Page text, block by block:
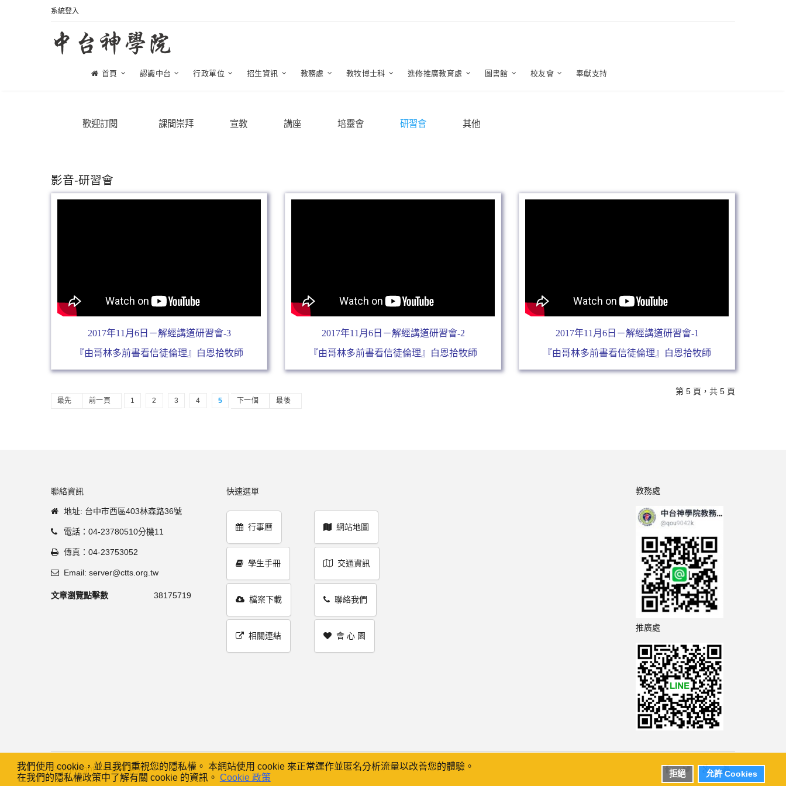
我們使用 cookie，並且我們重視您的隱私權。 本網站使用 cookie 來正常運作並匿名分析流量以改善您的體驗。
在我們的隱私權政策中了解有關 cookie 的資訊。 Cookie 政策 拒絕 允許 Cookies
系統登入
首頁 認識中台 行政單位 招生資訊 教務處 教牧博士科 進修推廣教育處 圖書館 校友會 奉獻支持
歡迎訂閱 課間崇拜 宣教 講座 培靈會 研習會 其他
影音-研習會
2017年11月6日－解經講道研習會-3
『由哥林多前書看信徒倫理』白恩拾牧師
2017年11月6日－解經講道研習會-2
『由哥林多前書看信徒倫理』白恩拾牧師
2017年11月6日－解經講道研習會-1
『由哥林多前書看信徒倫理』白恩拾牧師
第 5 頁，共 5 頁
最先 前一頁 1 2 3 4 5 下一個 最後
聯絡資訊
地址: 台中市西區403林森路36號
電話：04-23780510分機11
傳真：04-23753052
Email: server@ctts.org.tw
文章瀏覽點擊數 38175719
快速選單
行事曆
學生手冊
檔案下載
相關連結
網站地圖
交通資訊
聯絡我們
會 心 園
教務處
推廣處
© Copyright - 中台神學院